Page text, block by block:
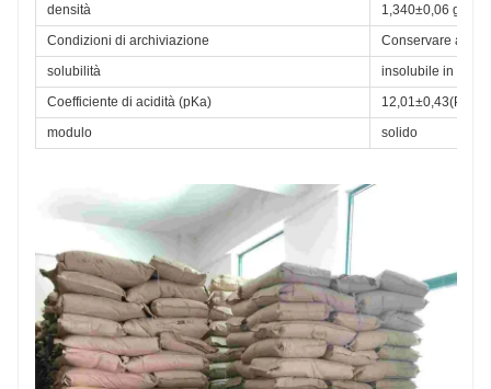
densità
1,340±0,06 g/
Condizioni di archiviazione
Conservare a -
solubilità
insolubile in H2O
Coefficiente di acidità (pKa)
modulo
solido